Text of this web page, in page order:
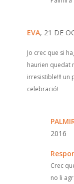
EVA, 21 DE
Jo crec que si
haurien quedat
irresistible!!! un
celebració!
2016
Crec
no li